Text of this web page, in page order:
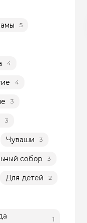
5
4
4
3
3
Чуваши 3
собор 3
Для детей 2
1